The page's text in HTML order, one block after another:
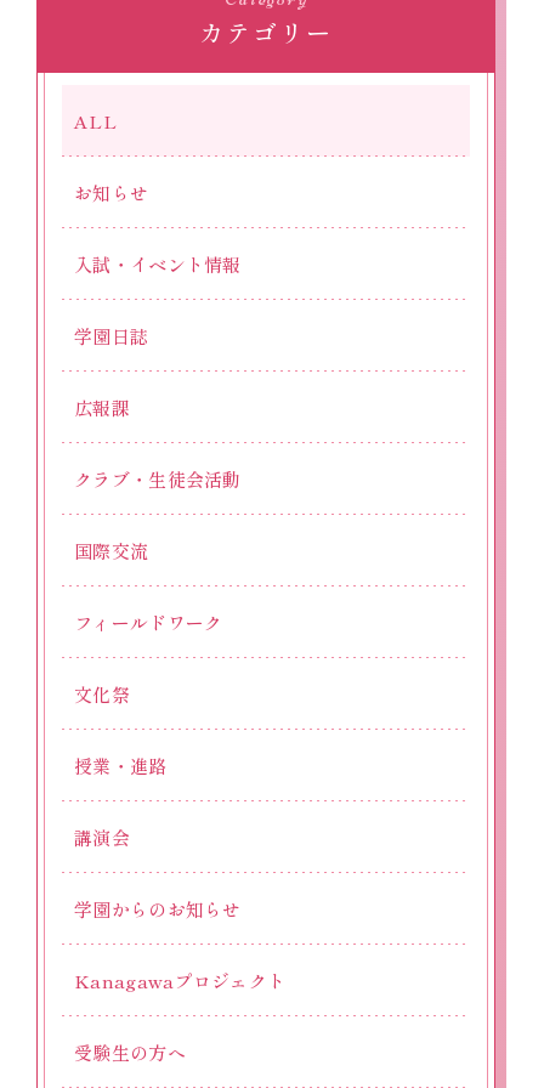
カテゴリー
ALL
お知らせ
入試・イベント情報
学園日誌
広報課
クラブ・生徒会活動
国際交流
フィールドワーク
文化祭
授業・進路
講演会
学園からのお知らせ
Kanagawaプロジェクト
受験生の方へ